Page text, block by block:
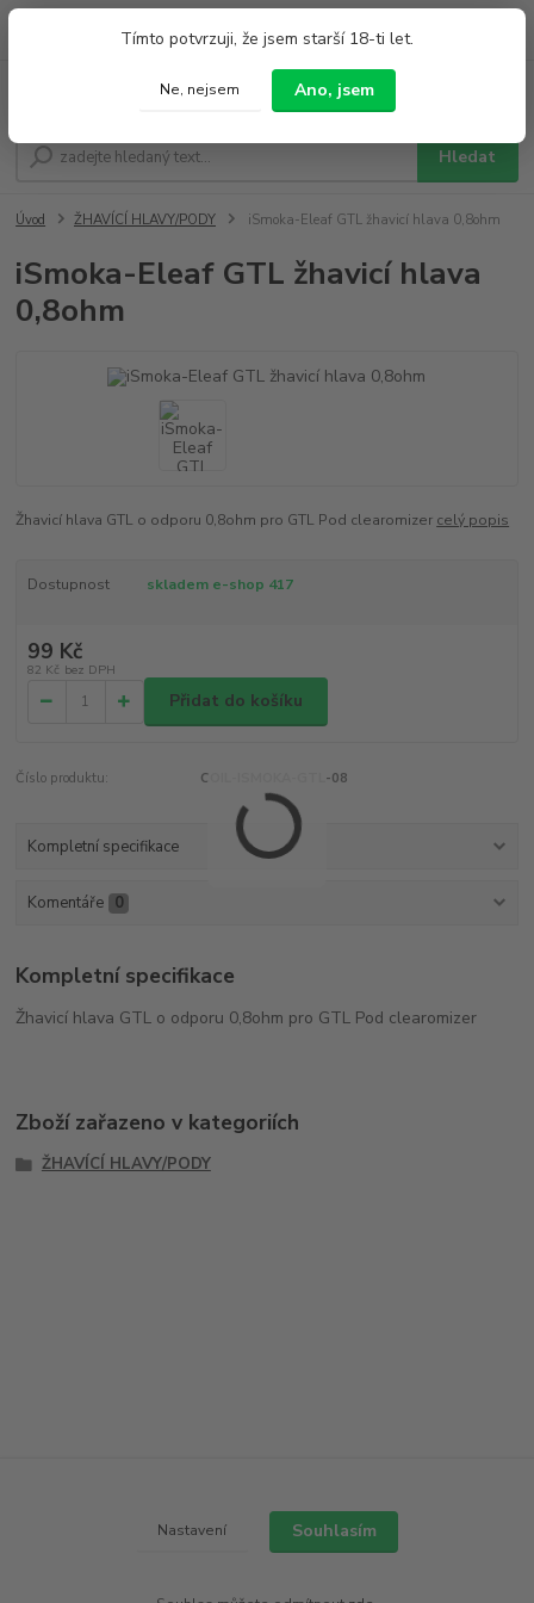
Tímto potvrzuji, že jsem starší 18-ti let.
Ne, nejsem Ano, jsem
Hledat
Po - Pá 9:00 - 19:00 So 9:00 - 14:00
Úvod ŽHAVÍCÍ HLAVY/PODY iSmoka-Eleaf GTL žhavicí hlava 0,8ohm
iSmoka-Eleaf GTL žhavicí hlava
0,8ohm
Žhavicí hlava GTL o odporu 0,8ohm pro GTL Pod clearomizer celý popis
Dostupnost skladem e-shop 417
99 Kč
82 Kč bez DPH
Přidat do košíku
Číslo produktu: COIL-ISMOKA-GTL-08
Kompletní specifikace
Komentáře 0
Kompletní specifikace
Žhavicí hlava GTL o odporu 0,8ohm pro GTL Pod clearomizer
Zboží zařazeno v kategoriích
ŽHAVÍCÍ HLAVY/PODY
Nastavení Souhlasím